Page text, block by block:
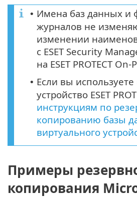
• Имена баз данных и
журналов не
изменении
с ESET Security
на ESET PROTECT On-
• Если вы
устройство ESET
инструкциям по
копированию базы
виртуального
Примеры
копирования